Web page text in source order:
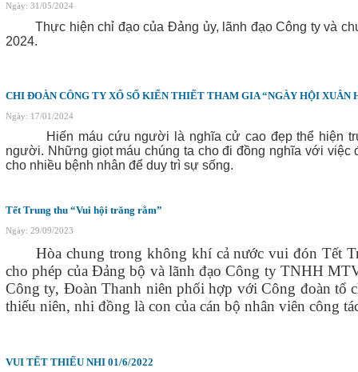
Ngày: 31/05/2024
Thực hiện chỉ đạo của Đảng ủy, lãnh đạo Công tyvà
2024.
CHI ĐOÀN CÔNG TY XỔ SỐ KIẾN THIẾT THAM GIA “NGÀY HỘI XUÂN
Ngày: 17/01/2024
Hiến máu cứu người là nghĩa cử cao đẹp thể hiện
người. Những giọt máu chúng ta cho đi đồng nghĩa với
cho nhiều bệnh nhân để duy trì sự sống.
Tết Trung thu “Vui hội trăng rằm”
Ngày: 29/09/2023
Hòa chung trong không khí cả nước vui đón Tết
cho phép của Đảng bộ và lãnh đạo Công ty TNHH
Công ty, Đoàn Thanh niên phối hợp với Công đoàn tổ
thiếu niên, nhi đồng là con của cán bộ nhân viên công
VUI TẾT THIẾU NHI 01/6/2022